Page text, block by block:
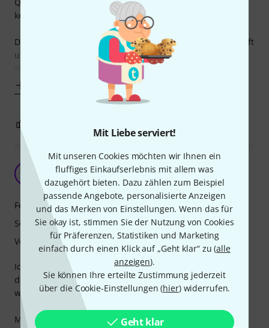
Mit Liebe serviert!
Mit unseren Cookies möchten wir Ihnen ein
fluffiges Einkaufserlebnis mit allem was
dazugehört bieten. Dazu zählen zum Beispiel
passende Angebote, personalisierte Anzeigen
und das Merken von Einstellungen. Wenn das für
Sie okay ist, stimmen Sie der Nutzung von Cookies
für Präferenzen, Statistiken und Marketing
einfach durch einen Klick auf „Geht klar“ zu (alle
anzeigen).
Sie können Ihre erteilte Zustimmung jederzeit
über die Cookie-Einstellungen (hier) widerrufen.
Geht klar
keine Geräusche, XLR rastet sauber ein und sitzt stramm.
Der Sound : Mein Freund hat sich auch das 6ér Pack gekauft
und wir haben beide festgestellt, das nicht alle Mikros
Sehr billig und doch super!
Robert aus J. 08.05.2011
Ich habe mir diese Micros gekauft, weil es viele sind und
dazu günstig, was wohl der Grund für die meisten sein
wird.
Man muss das mal von diesem Standpunkt betrachten:
Features
Sound
Verarbeitung